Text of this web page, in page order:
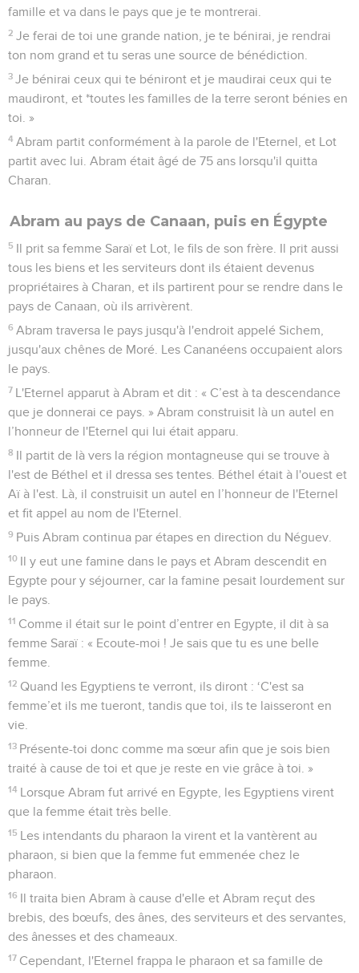
famille et va dans le pays que je te montrerai.
2 Je ferai de toi une grande nation, je te bénirai, je rendrai
ton nom grand et tu seras une source de bénédiction.
3 Je bénirai ceux qui te béniront et je maudirai ceux qui te
maudiront, et *toutes les familles de la terre seront bénies en
toi. »
4 Abram partit conformément à la parole de l'Eternel, et Lot
partit avec lui. Abram était âgé de 75 ans lorsqu'il quitta
Charan.
Abram au pays de Canaan, puis en Égypte
5 Il prit sa femme Saraï et Lot, le fils de son frère. Il prit aussi
tous les biens et les serviteurs dont ils étaient devenus
propriétaires à Charan, et ils partirent pour se rendre dans le
pays de Canaan, où ils arrivèrent.
6 Abram traversa le pays jusqu'à l'endroit appelé Sichem,
jusqu'aux chênes de Moré. Les Cananéens occupaient alors
le pays.
7 L'Eternel apparut à Abram et dit : « C’est à ta descendance
que je donnerai ce pays. » Abram construisit là un autel en
l’honneur de l'Eternel qui lui était apparu.
8 Il partit de là vers la région montagneuse qui se trouve à
l'est de Béthel et il dressa ses tentes. Béthel était à l'ouest et
Aï à l'est. Là, il construisit un autel en l’honneur de l'Eternel
et fit appel au nom de l'Eternel.
9 Puis Abram continua par étapes en direction du Néguev.
10 Il y eut une famine dans le pays et Abram descendit en
Egypte pour y séjourner, car la famine pesait lourdement sur
le pays.
11 Comme il était sur le point d’entrer en Egypte, il dit à sa
femme Saraï : « Ecoute-moi ! Je sais que tu es une belle
femme.
12 Quand les Egyptiens te verront, ils diront : ‘C'est sa
femme’et ils me tueront, tandis que toi, ils te laisseront en
vie.
13 Présente-toi donc comme ma sœur afin que je sois bien
traité à cause de toi et que je reste en vie grâce à toi. »
14 Lorsque Abram fut arrivé en Egypte, les Egyptiens virent
que la femme était très belle.
15 Les intendants du pharaon la virent et la vantèrent au
pharaon, si bien que la femme fut emmenée chez le
pharaon.
16 Il traita bien Abram à cause d'elle et Abram reçut des
brebis, des bœufs, des ânes, des serviteurs et des servantes,
des ânesses et des chameaux.
17 Cependant, l'Eternel frappa le pharaon et sa famille de